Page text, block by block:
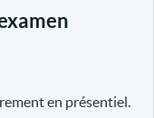
en présentiel.